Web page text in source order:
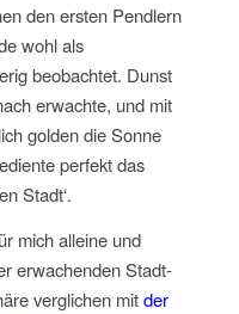
den ersten Pendlern
wohl als
beobachtet. Dunst
erwachte, und mit
golden die Sonne
perfekt das
Stadt‘.
mich alleine und
erwachenden Stadt-
verglichen mitder